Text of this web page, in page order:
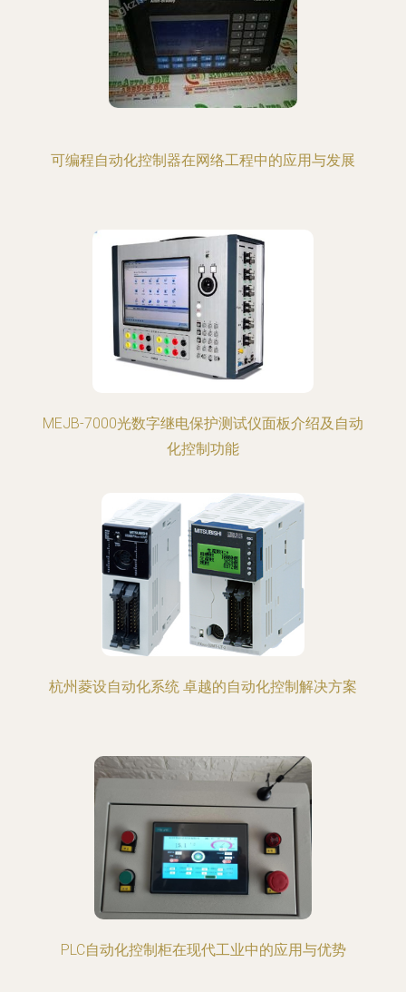
可编程自动化控制器在网络工程中的应用与发展
MEJB-7000光数字继电保护测试仪面板介绍及自动
化控制功能
杭州菱设自动化系统 卓越的自动化控制解决方案
PLC自动化控制柜在现代工业中的应用与优势